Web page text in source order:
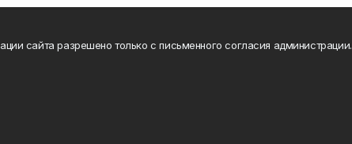
сайта разрешено только с письменного согласия администрации.